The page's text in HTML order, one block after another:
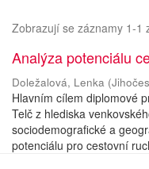
Zobrazují se záznamy 1-1
Analýza potenciálu
Doležalová, Lenka (
Hlavním cílem diplomové
Telč z hlediska
sociodemografické a
potenciálu pro cestovní